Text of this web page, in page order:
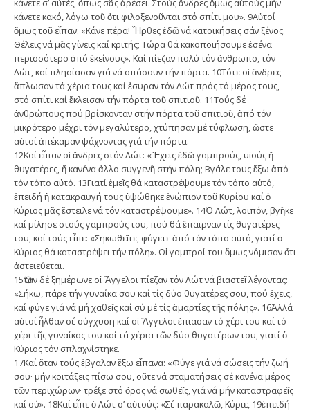
κάνετε σ’ αὐτές, ὅπως σᾶς ἀρέσει. Στούς ἄνδρες ὅμως αὐτούς μήν
κάνετε κακό, λόγω τοῦ ὅτι φιλοξενοῦνται στό σπίτι μου». 9Αὐτοί
ὅμως τοῦ εἶπαν: «Κάνε πέρα! Ἦρθες ἐδῶ νά κατοικήσεις σάν ξένος.
Θέλεις νά μᾶς γίνεις καί κριτής; Τώρα θά κακοποιήσουμε ἐσένα
περισσότερο ἀπό ἐκείνους». Καί πίεζαν πολύ τόν ἄνθρωπο, τόν
Λώτ, καί πλησίασαν γιά νά σπάσουν τήν πόρτα. 10Τότε οἱ ἄνδρες
ἅπλωσαν τά χέρια τους καί ἔσυραν τόν Λώτ πρός τό μέρος τους,
στό σπίτι καί ἔκλεισαν τήν πόρτα τοῦ σπιτιοῦ. 11Τούς δέ
ἀνθρώπους πού βρίσκονταν στήν πόρτα τοῦ σπιτιοῦ, ἀπό τόν
μικρότερο μέχρι τόν μεγαλύτερο, χτύπησαν μέ τύφλωση, ὥστε
αὐτοί ἀπέκαμαν ψάχνοντας γιά τήν πόρτα.
12Καί εἶπαν οἱ ἄνδρες στόν Λώτ: «Ἔ­χεις ἐδῶ γαμπρούς, υἱούς ἤ
θυγατέρες, ἤ κανένα ἄλλο συγγενῆ στήν πόλη; Βγάλε τους ἔξω ἀπό
τόν τόπο αὐτό. 13Γιατί ἐμεῖς θά καταστρέψουμε τόν τόπο αὐτό,
ἐπειδή ἡ κατακραυγή τους ὑψώθηκε ἐνώπιον τοῦ Κυρίου καί ὁ
Κύριος μᾶς ἔστειλε νά τόν καταστρέψουμε». 14Ὁ Λώτ, λοιπόν, βγῆκε
καί μίλησε στούς γαμπρούς του, πού θά ἔπαιρναν τίς θυγατέρες
του, καί τούς εἶπε: «Σηκωθεῖτε, φύγετε ἀπό τόν τόπο αὐτό, γιατί ὁ
Κύριος θά καταστρέψει τήν πόλη». Οἱ γαμπροί του ὅμως νόμισαν ὅτι
ἀστειεύεται.
15Ὅταν δέ ξημέρωνε οἱ Ἄγγελοι πίεζαν τόν Λώτ νά βιαστεῖ λέγοντας:
«Σήκω, πάρε τήν γυναίκα σου καί τίς δύο θυγατέρες σου, πού ἔχεις,
καί φύγε γιά νά μή χαθεῖς καί σύ μέ τίς ἁμαρτίες τῆς πόλης». 16Ἀλλά
αὐτοί ἦλθαν σέ σύγχυση καί οἱ Ἄγγελοι ἔπιασαν τό χέρι του καί τό
χέρι τῆς γυναίκας του καί τά χέρια τῶν δύο θυγατέρων του, γιατί ὁ
Κύριος τόν σπλαχνίστηκε.
17Καί ὅταν τούς ἔβγαλαν ἔξω εἶπανα: «Φύγε γιά νά σώσεις τήν ζωή
σου· μήν κοιτάξεις πίσω σου, οὔτε νά σταματήσεις σέ κανένα μέρος
τῶν περιχώρων· τρέξε στό ὄρος νά σωθεῖς, γιά νά μήν καταστραφεῖς
καί σύ». 18Καί εἶπε ὁ Λώτ σ’ αὐτούς: «Σέ παρακαλῶ, Κύριε, 19ἐπειδή